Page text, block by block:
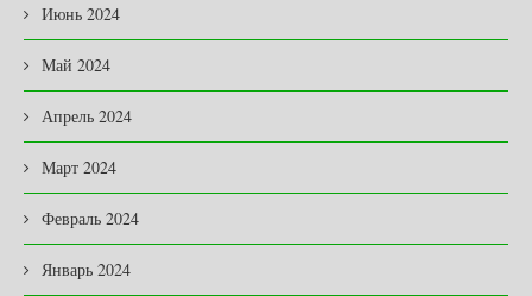
Июнь 2024
Май 2024
Апрель 2024
Март 2024
Февраль 2024
Январь 2024